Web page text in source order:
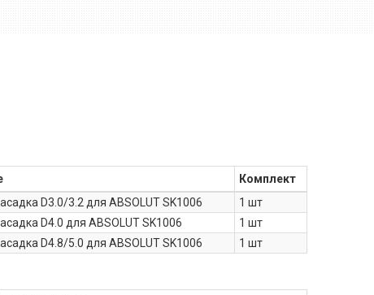
Комплект
D3.0/3.2 для ABSOLUT SK1006
1 шт
D4.0 для ABSOLUT SK1006
1 шт
D4.8/5.0 для ABSOLUT SK1006 1 шт